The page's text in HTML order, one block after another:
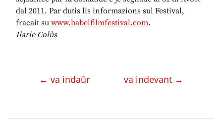
dal 2011. Par dutis lis informazions sul Festival,
fracait su www.babelfilmfestival.com.
Ilarie Colùs
← va indaûr va indevant →